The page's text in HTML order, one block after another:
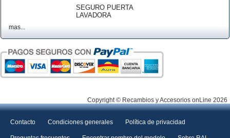
SEGURO PUERTA
LAVADORA
mas...
Copyright © Recambios y Accesorios onLine 2026
Contacto Condiciones generales Política de privacidad